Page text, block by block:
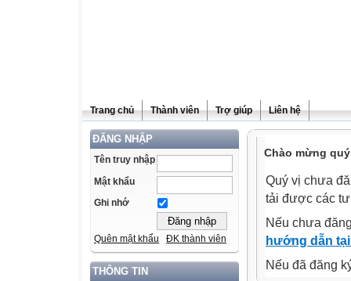
Trang chủ Thành viên Trợ giúp Liên hệ
ĐĂNG NHẬP
Tên truy nhập
Mật khẩu
Ghi nhớ
Quên mật khẩu ĐK thành viên
THÔNG TIN
Chào mừng
Quý vị chưa
tải được các
Nếu chưa
hướng dẫn
Nếu đã đăng